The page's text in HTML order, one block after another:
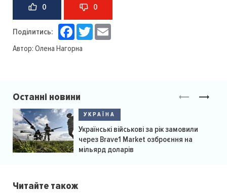
0 0
Поділитись: Facebook
Twitter
Автор: Олена Нагорна
Останні новини
УКРАЇНА
Українські військові за рік замовили
через Brave1 Market озброєння на
мільярд доларів
Читайте також